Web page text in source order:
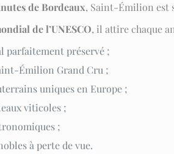
de Bordeaux, Saint-Émilion est
de l’UNESCO, il attire chaque
parfaitement préservé ;
Émilion Grand Cru ;
uniques en Europe ;
viticoles ;
;
à perte de vue.